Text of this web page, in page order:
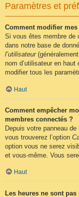
Paramètres et
Comment modifier mes
Si vous êtes membre de
dans notre base de
l’utilisateur
nom d’utilisateur en
modifier tous les
Haut
Comment empêcher
membres connectés ?
Depuis votre panneau de
vous trouverez l’option
option vous ne serez
et vous-même. Vous
Haut
Les heures ne sont pas